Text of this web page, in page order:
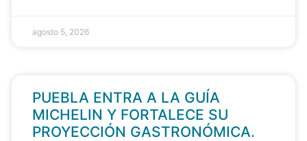
agosto 5, 2026
PUEBLA ENTRA A LA GUÍA
MICHELIN Y FORTALECE SU
PROYECCIÓN GASTRONÓMICA.